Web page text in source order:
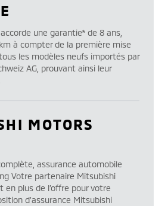
une garantie* de 8 ans,
à compter de la première mise
les modèles neufs importés par
AG, prouvant ainsi leur
MOTORS
assurance automobile
Votre partenaire Mitsubishi
en plus de l’offre pour votre
d’assurance Mitsubishi